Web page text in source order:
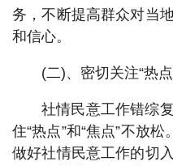
务，不断提高群众对当
和信心。
(二)、密切关注“热点
社情民意工作错综
住“热点”和“焦点”不放
做好社情民意工作的切